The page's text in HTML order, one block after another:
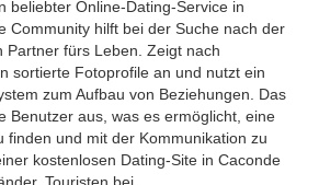
beliebter Online-Dating-Service in
Community hilft bei der Suche nach der
Partner fürs Leben. Zeigt nach
sortierte Fotoprofile an und nutzt ein
zum Aufbau von Beziehungen. Das
Benutzer aus, was es ermöglicht, eine
finden und mit der Kommunikation zu
kostenlosen Dating-Site in Caconde